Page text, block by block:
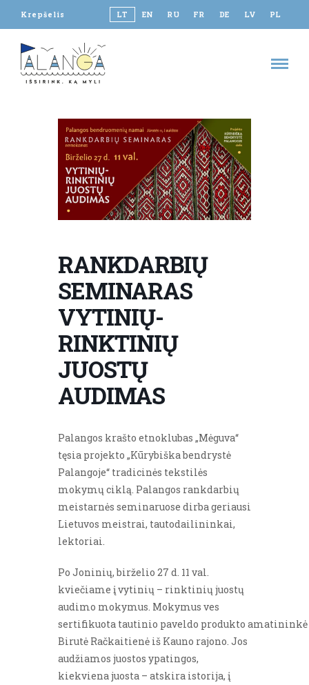
Krepšelis LT EN RU FR DE LV PL
RANKDARBIŲ
SEMINARAS
VYTINIŲ-
RINKTINIŲ
JUOSTŲ
AUDIMAS
Palangos krašto etnoklubas „Mėguva“
tęsia projekto „Kūrybiška bendrystė
Palangoje“ tradicinės tekstilės
mokymų ciklą. Palangos rankdarbių
meistarnės seminaruose dirba geriausi
Lietuvos meistrai, tautodailininkai,
lektoriai.
Po Joninių, birželio 27 d. 11 val.
kviečiame į vytinių – rinktinių juostų
audimo mokymus. Mokymus ves
sertifikuota tautinio paveldo produkto amatininkė
Birutė Račkaitienė iš Kauno rajono. Jos
audžiamos juostos ypatingos,
kiekviena juosta – atskira istorija, į